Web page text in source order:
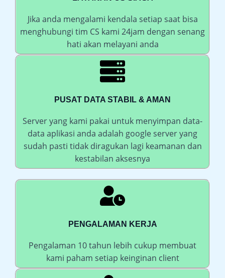
Jika anda mengalami kendala setiap saat bisa
menghubungi tim CS kami 24jam dengan senang
hati akan melayani anda
PUSAT DATA STABIL & AMAN
Server yang kami pakai untuk menyimpan data-
data aplikasi anda adalah google server yang
sudah pasti tidak diragukan lagi keamanan dan
kestabilan aksesnya
PENGALAMAN KERJA
Pengalaman 10 tahun lebih cukup membuat
kami paham setiap keinginan client